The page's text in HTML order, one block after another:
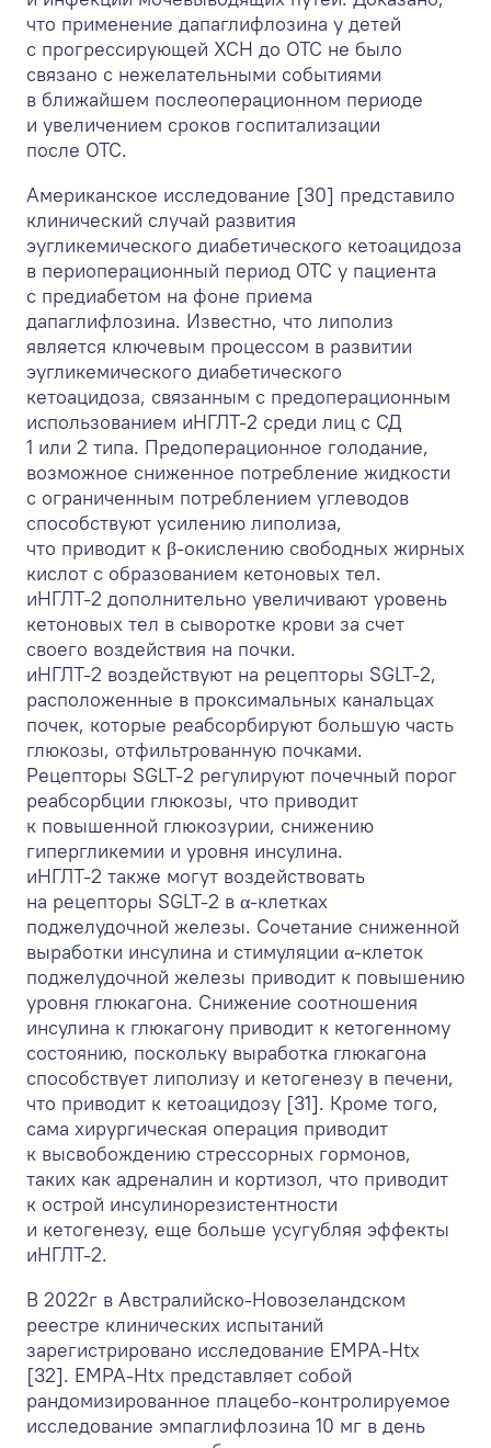
что применение дапаглифлозина у детей
с прогрессирующей ХСН до ОТС не было
связано с нежелательными событиями
в ближайшем послеоперационном периоде
и увеличением сроков госпитализации
после ОТС.
Американское исследование [30] представило
клинический случай развития
эугликемического диабетического кетоацидоза
в периоперационный период ОТС у пациента
с предиабетом на фоне приема
дапаглифлозина. Известно, что липолиз
является ключевым процессом в развитии
эугликемического диабетического
кетоацидоза, связанным с предоперационным
использованием иНГЛТ-2 среди лиц с СД
1 или 2 типа. Предоперационное голодание,
возможное сниженное потребление жидкости
с ограниченным потреблением углеводов
способствуют усилению липолиза,
что приводит к β-окислению свободных жирных
кислот с образованием кетоновых тел.
иНГЛТ-2 дополнительно увеличивают уровень
кетоновых тел в сыворотке крови за счет
своего воздействия на почки.
иНГЛТ-2 воздействуют на рецепторы SGLT-2,
расположенные в проксимальных канальцах
почек, которые реабсорбируют большую часть
глюкозы, отфильтрованную почками.
Рецепторы SGLT-2 регулируют почечный порог
реабсорбции глюкозы, что приводит
к повышенной глюкозурии, снижению
гипергликемии и уровня инсулина.
иНГЛТ-2 также могут воздействовать
на рецепторы SGLT-2 в α-клетках
поджелудочной железы. Сочетание сниженной
выработки инсулина и стимуляции α-клеток
поджелудочной железы приводит к повышению
уровня глюкагона. Снижение соотношения
инсулина к глюкагону приводит к кетогенному
состоянию, поскольку выработка глюкагона
способствует липолизу и кетогенезу в печени,
что приводит к кетоацидозу [31]. Кроме того,
сама хирургическая операция приводит
к высвобождению стрессорных гормонов,
таких как адреналин и кортизол, что приводит
к острой инсулинорезистентности
и кетогенезу, еще больше усугубляя эффекты
иНГЛТ-2.
В 2022г в Австралийско-Новозеландском
реестре клинических испытаний
зарегистрировано исследование EMPA-Htx
[32]. EMPA-Htx представляет собой
рандомизированное плацебо-контролируемое
исследование эмпаглифлозина 10 мг в день